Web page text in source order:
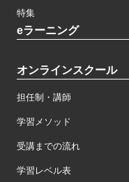
特集
eラーニング
オンラインスクール
担任制・講師
学習メソッド
受講までの流れ
学習レベル表